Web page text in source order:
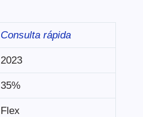
Consulta rápida
2023
35%
Flex